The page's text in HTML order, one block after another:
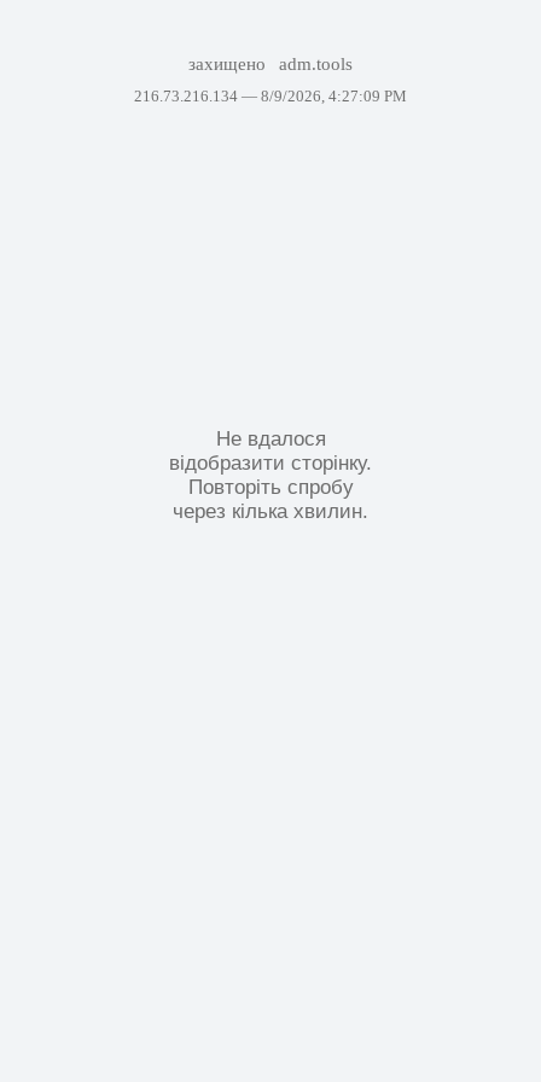
захищено adm.tools
216.73.216.134 — 8/9/2026, 4:27:09 PM
Не вдалося
відобразити сторінку.
Повторіть спробу
через кілька хвилин.